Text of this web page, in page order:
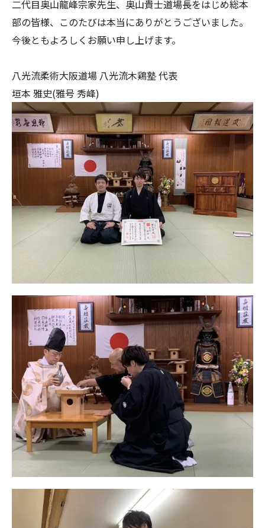
二代目奥山龍峰宗家先生、奥山貴士道場長をはじめ総本
部の皆様、このたびは本当にありがとうございました。
今後ともよろしくお願い申し上げます。
八光流柔術大阪道場 八光流木鶏塾 代表
垣本 雅史(雅号 秀峰)